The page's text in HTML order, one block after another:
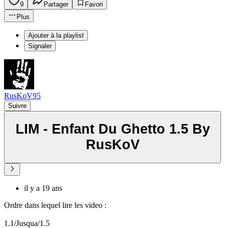
9 Partager
Favori
Plus
Ajouter à la playlist
Signaler
RusKoV95
Suivre
LIM - Enfant Du Ghetto 1.5 By
RusKoV
il y a 19 ans
Ordre dans lequel lire les video :
1.1/Jusqua/1.5